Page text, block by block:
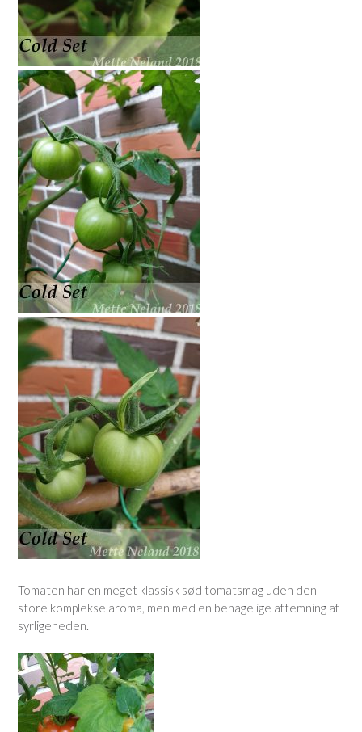
Tomaten har en meget klassisk sød tomatsmag uden den
store komplekse aroma, men med en behagelige aftemning af
syrligeheden.